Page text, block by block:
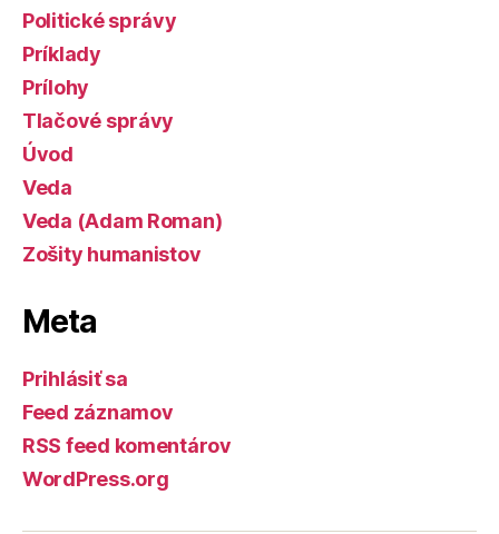
Politické správy
Príklady
Prílohy
Tlačové správy
Úvod
Veda
Veda (Adam Roman)
Zošity humanistov
Meta
Prihlásiť sa
Feed záznamov
RSS feed komentárov
WordPress.org